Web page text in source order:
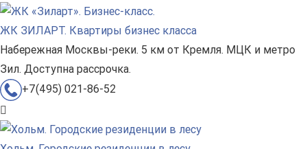
ЖК ЗИЛАРТ. Квартиры бизнес класса
Набережная Москвы-реки. 5 км от Кремля. МЦК и метро
Зил. Доступна рассрочка.
+7(495) 021-86-52